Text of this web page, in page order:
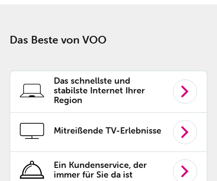
Das Beste von VOO
Das schnellste und
stabilste Internet Ihrer
Region
Mitreißende TV-Erlebnisse
Ein Kundenservice, der
immer für Sie da ist